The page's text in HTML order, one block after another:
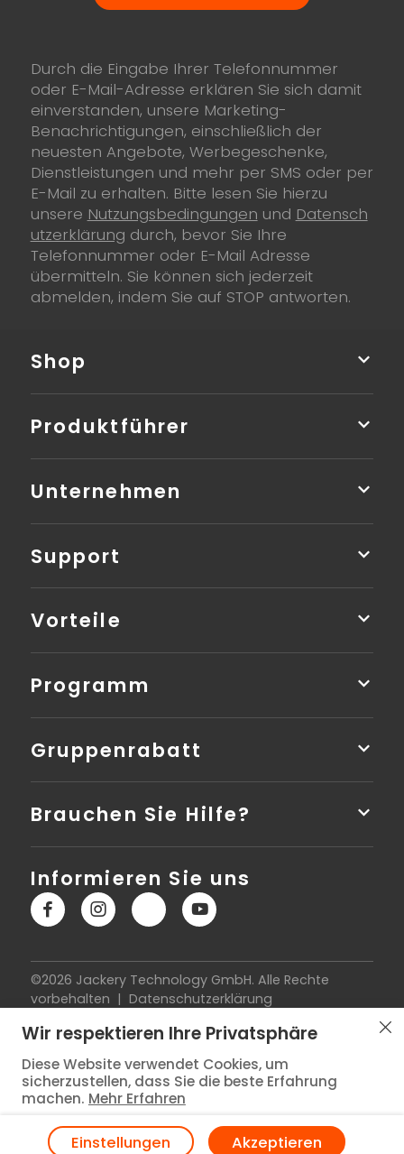
Wir respektieren Ihre Privatsphäre
Diese Website verwendet Cookies, um
sicherzustellen, dass Sie die beste Erfahrung
machen. Mehr Erfahren
Einstellungen Akzeptieren
Durch die Eingabe Ihrer Telefonnummer
oder E-Mail-Adresse erklären Sie sich damit
einverstanden, unsere Marketing-
Benachrichtigungen, einschließlich der
neuesten Angebote, Werbegeschenke,
Dienstleistungen und mehr per SMS oder per
E-Mail zu erhalten. Bitte lesen Sie hierzu
unsere Nutzungsbedingungen und Datensch
utzerklärung durch, bevor Sie Ihre
Telefonnummer oder E-Mail Adresse
übermitteln. Sie können sich jederzeit
abmelden, indem Sie auf STOP antworten.
Shop
Produktführer
Unternehmen
Support
Vorteile
Programm
Gruppenrabatt
Brauchen Sie Hilfe?
Informieren Sie uns
©2026 Jackery Technology GmbH. Alle Rechte
vorbehalten | Datenschutzerklärung
Richtlinie|Widerrufsbelehrung|Vertrag widerrufen
Versandkostenübersicht